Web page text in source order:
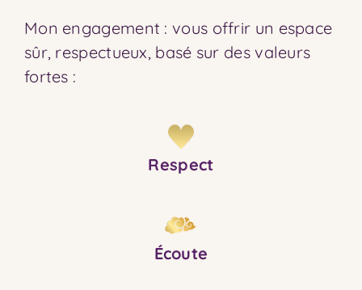
Mon engagement : vous offrir un espace
sûr, respectueux, basé sur des valeurs
fortes :
Respect
Écoute